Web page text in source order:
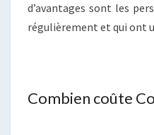
d’avantages sont les
régulièrement et qui ont
Combien coûte